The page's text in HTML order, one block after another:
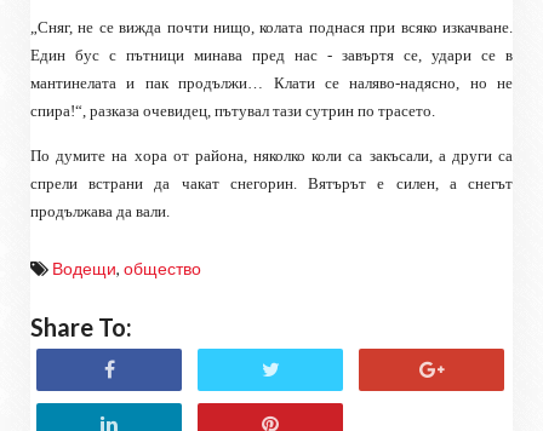
„Сняг, не се вижда почти нищо, колата поднася при всяко изкачване.
Един бус с пътници минава пред нас - завъртя се, удари се в
мантинелата и пак продължи… Клати се наляво-надясно, но не
спира!“, разказа очевидец, пътувал тази сутрин по трасето.
По думите на хора от района, няколко коли са закъсали, а други са
спрели встрани да чакат снегорин. Вятърът е силен, а снегът
продължава да вали.
Водещи, общество
Share To: